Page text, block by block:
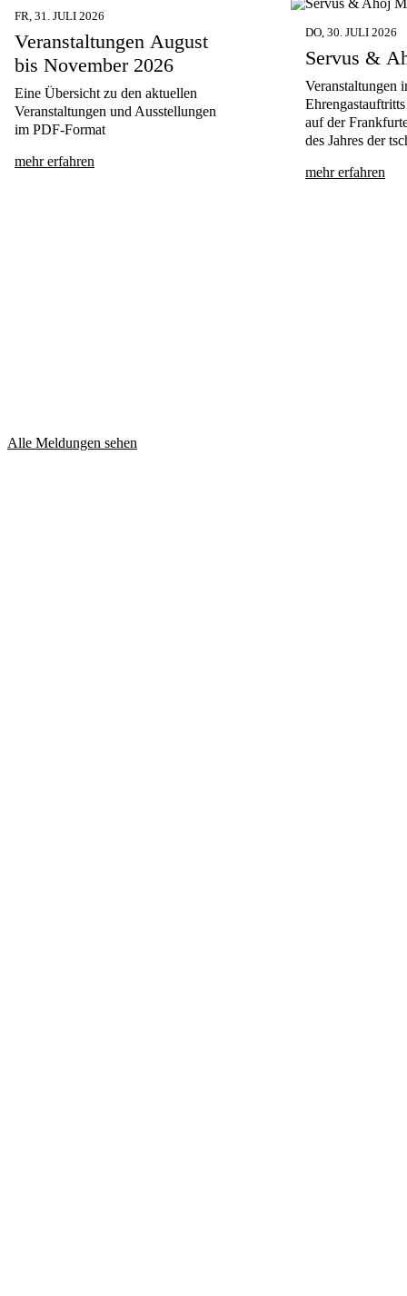
FR, 31. JULI 2026
Veranstaltungen August
bis November 2026
Eine Übersicht zu den aktuellen
Veranstaltungen und Ausstellungen
im PDF-Format
mehr erfahren
DO, 30. JULI 2026
Servus &
Veranstaltungen
auf der
des Jahres der
mehr erfahren
Alle Meldungen sehen